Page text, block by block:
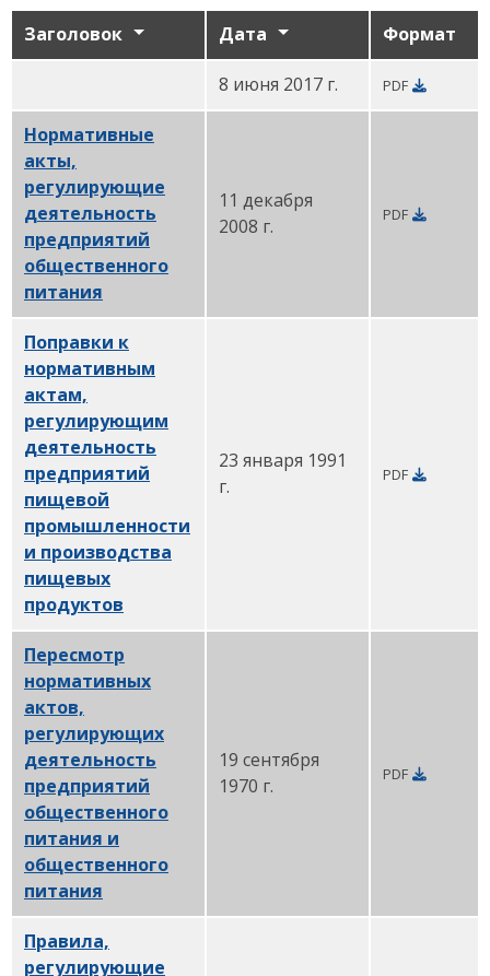
Заголовок Дата Формат
Дошкольное образование: резолюция по
8 июня 2017 г. PDF
Нормативные
акты,
регулирующие
деятельность
предприятий
общественного
питания
11 декабря
2008 г.
PDF
Поправки к
нормативным
актам,
регулирующим
деятельность
предприятий
пищевой
промышленности
и производства
пищевых
продуктов
23 января 1991
г.
PDF
Пересмотр
нормативных
актов,
регулирующих
деятельность
предприятий
общественного
питания и
общественного
питания
19 сентября
1970 г.
PDF
Правила,
регулирующие